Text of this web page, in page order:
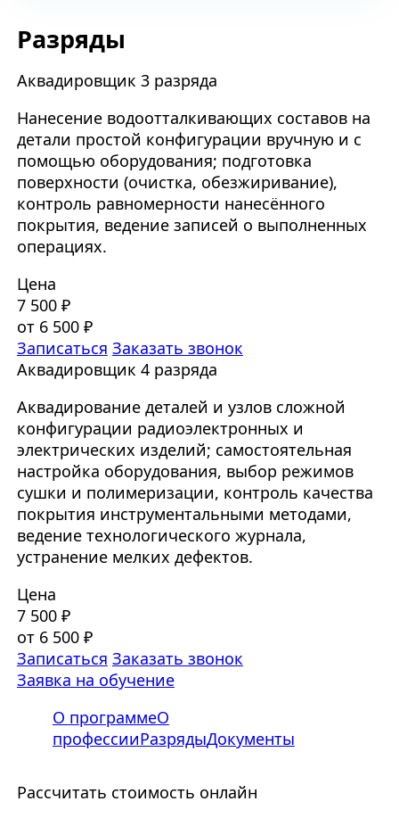
Разряды
Аквадировщик 3 разряда
Нанесение водоотталкивающих составов на
детали простой конфигурации вручную и с
помощью оборудования; подготовка
поверхности (очистка, обезжиривание),
контроль равномерности нанесённого
покрытия, ведение записей о выполненных
операциях.
Цена
7 500 ₽
от 6 500 ₽
Записаться Заказать звонок
Аквадировщик 4 разряда
Аквадирование деталей и узлов сложной
конфигурации радиоэлектронных и
электрических изделий; самостоятельная
настройка оборудования, выбор режимов
сушки и полимеризации, контроль качества
покрытия инструментальными методами,
ведение технологического журнала,
устранение мелких дефектов.
Цена
7 500 ₽
от 6 500 ₽
Записаться Заказать звонок
Заявка на обучение
О программеО
профессииРазрядыДокументы
Рассчитать стоимость онлайн